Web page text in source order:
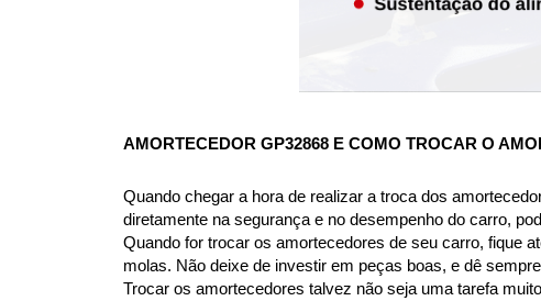
AMORTECEDOR GP32868 E COMO TROCAR O
Quando chegar a hora de realizar a troca dos
diretamente na segurança e no desempenho do carro,
Quando for trocar os amortecedores de seu carro, fique
molas. Não deixe de investir em peças boas, e dê
Trocar os amortecedores talvez não seja uma tarefa